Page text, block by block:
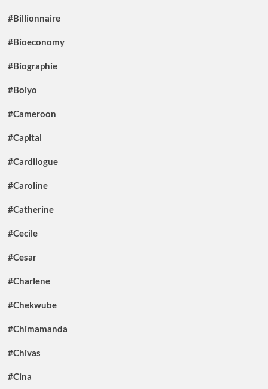
#Billionnaire
#Bioeconomy
#Biographie
#Boiyo
#Cameroon
#Capital
#Cardilogue
#Caroline
#Catherine
#Cecile
#Cesar
#Charlene
#Chekwube
#Chimamanda
#Chivas
#Cina